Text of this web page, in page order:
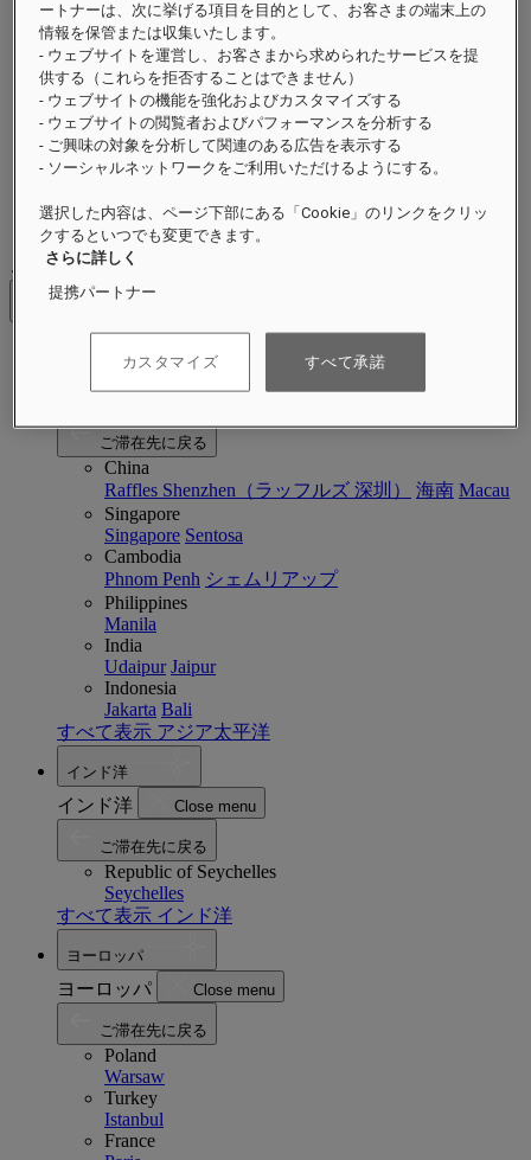
ホテル＆リゾート
レジデンス
エクスペリエンス
キャンペーン
イベント
ラッフルズの持続可能性
近日オープン
マガジン
ご滞在先
アジア太平洋
ご滞在先に戻る
China
Raffles Shenzhen（ラッフルズ 深圳）
海南 Macau
Singapore
Singapore Sentosa
Cambodia
Phnom Penh シェムリアップ
Philippines
Manila
India
Udaipur Jaipur
Indonesia
Jakarta Bali
すべて表示 アジア太平洋
インド洋
インド洋 Close menu
ご滞在先に戻る
Republic of Seychelles
Seychelles
すべて表示 インド洋
ヨーロッパ
ヨーロッパ Close menu
ご滞在先に戻る
Poland
Warsaw
Turkey
Istanbul
France
ートナーは、次に挙げる項目を目的として、お客さまの端末上の
情報を保管または収集いたします。
- ウェブサイトを運営し、お客さまから求められたサービスを提
供する（これらを拒否することはできません）
- ウェブサイトの機能を強化およびカスタマイズする
- ウェブサイトの閲覧者およびパフォーマンスを分析する
- ご興味の対象を分析して関連のある広告を表示する
- ソーシャルネットワークをご利用いただけるようにする。
選択した内容は、ページ下部にある「Cookie」のリンクをクリッ
クするといつでも変更できます。
さらに詳しく
提携パートナー
カスタマイズ すべて承諾